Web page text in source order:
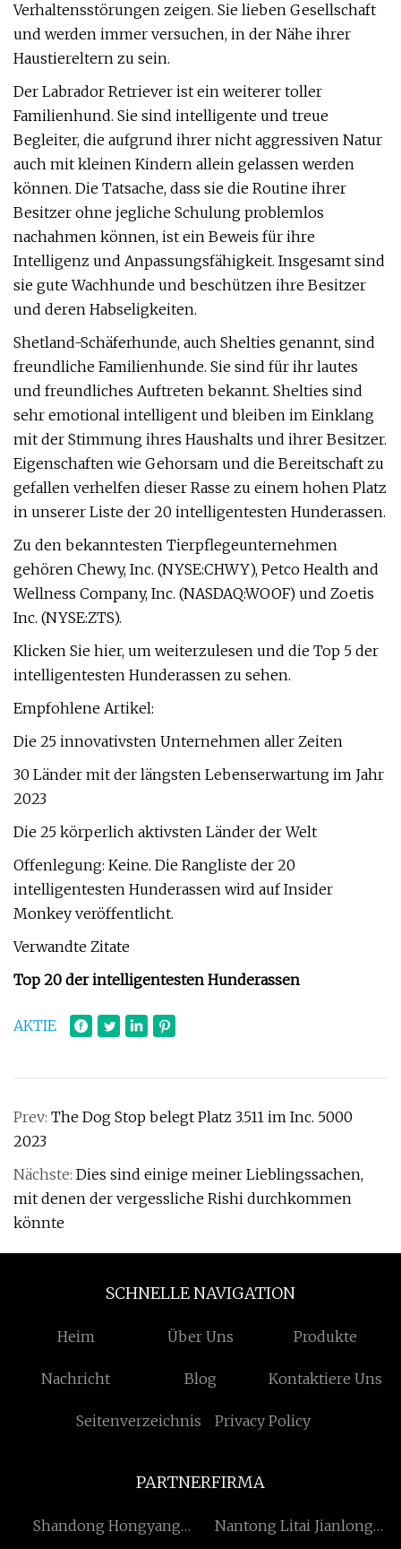
Verhaltensstörungen zeigen. Sie lieben Gesellschaft
und werden immer versuchen, in der Nähe ihrer
Haustiereltern zu sein.
Der Labrador Retriever ist ein weiterer toller
Familienhund. Sie sind intelligente und treue
Begleiter, die aufgrund ihrer nicht aggressiven Natur
auch mit kleinen Kindern allein gelassen werden
können. Die Tatsache, dass sie die Routine ihrer
Besitzer ohne jegliche Schulung problemlos
nachahmen können, ist ein Beweis für ihre
Intelligenz und Anpassungsfähigkeit. Insgesamt sind
sie gute Wachhunde und beschützen ihre Besitzer
und deren Habseligkeiten.
Shetland-Schäferhunde, auch Shelties genannt, sind
freundliche Familienhunde. Sie sind für ihr lautes
und freundliches Auftreten bekannt. Shelties sind
sehr emotional intelligent und bleiben im Einklang
mit der Stimmung ihres Haushalts und ihrer Besitzer.
Eigenschaften wie Gehorsam und die Bereitschaft zu
gefallen verhelfen dieser Rasse zu einem hohen Platz
in unserer Liste der 20 intelligentesten Hunderassen.
Zu den bekanntesten Tierpflegeunternehmen
gehören Chewy, Inc. (NYSE:CHWY), Petco Health and
Wellness Company, Inc. (NASDAQ:WOOF) und Zoetis
Inc. (NYSE:ZTS).
Klicken Sie hier, um weiterzulesen und die Top 5 der
intelligentesten Hunderassen zu sehen.
Empfohlene Artikel:
Die 25 innovativsten Unternehmen aller Zeiten
30 Länder mit der längsten Lebenserwartung im Jahr
2023
Die 25 körperlich aktivsten Länder der Welt
Offenlegung: Keine. Die Rangliste der 20
intelligentesten Hunderassen wird auf Insider
Monkey veröffentlicht.
Verwandte Zitate
Top 20 der intelligentesten Hunderassen
AKTIE
Prev: The Dog Stop belegt Platz 3.511 im Inc. 5000
2023
Nächste: Dies sind einige meiner Lieblingssachen,
mit denen der vergessliche Rishi durchkommen
könnte
SCHNELLE NAVIGATION
Heim Über Uns Produkte
Nachricht Blog Kontaktiere Uns
Seitenverzeichnis Privacy Policy
PARTNERFIRMA
Shandong Hongyang
Nantong Litai Jianlong